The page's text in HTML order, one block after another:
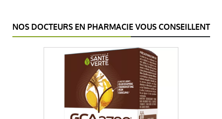
NOS DOCTEURS EN PHARMACIE VOUS CONSEILLENT